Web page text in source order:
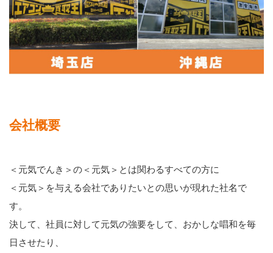
会社概要
＜元気でんき＞の＜元気＞とは関わるすべての方に
＜元気＞を与える会社でありたいとの思いが現れた社名で
す。
決して、社員に対して元気の強要をして、おかしな唱和を毎
日させたり、